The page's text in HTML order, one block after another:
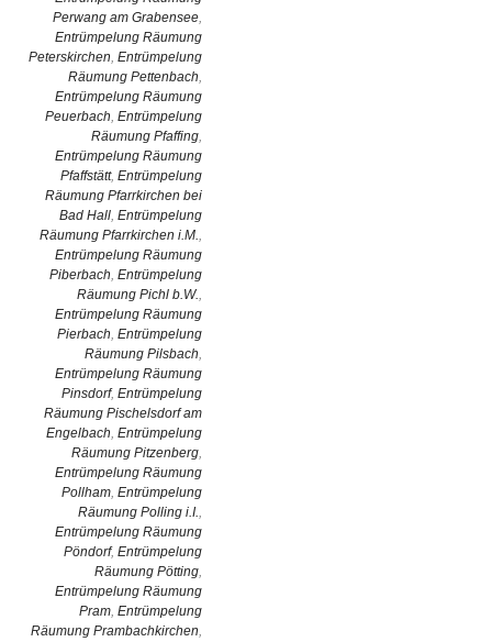
Perwang am Grabensee,
Entrümpelung Räumung
Peterskirchen, Entrümpelung
Räumung Pettenbach,
Entrümpelung Räumung
Peuerbach, Entrümpelung
Räumung Pfaffing,
Entrümpelung Räumung
Pfaffstätt, Entrümpelung
Räumung Pfarrkirchen bei
Bad Hall, Entrümpelung
Räumung Pfarrkirchen i.M.,
Entrümpelung Räumung
Piberbach, Entrümpelung
Räumung Pichl b.W.,
Entrümpelung Räumung
Pierbach, Entrümpelung
Räumung Pilsbach,
Entrümpelung Räumung
Pinsdorf, Entrümpelung
Räumung Pischelsdorf am
Engelbach, Entrümpelung
Räumung Pitzenberg,
Entrümpelung Räumung
Pollham, Entrümpelung
Räumung Polling i.I.,
Entrümpelung Räumung
Pöndorf, Entrümpelung
Räumung Pötting,
Entrümpelung Räumung
Pram, Entrümpelung
Räumung Prambachkirchen,